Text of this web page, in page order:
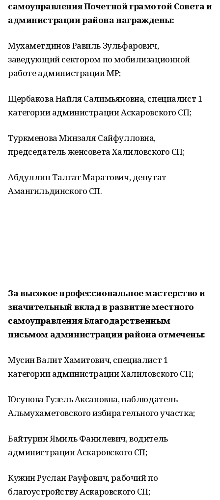
самоуправления Почетной грамотой Совета и
администрации района награждены:
Мухаметдинов Равиль Зульфарович,
заведующий сектором по мобилизационной
работе администрации МР;
Щербакова Найля Салимьяновна, специалист 1
категории администрации Аскаровского СП;
Туркменова Минзаля Сайфулловна,
председатель женсовета Халиловского СП;
Абдуллин Талгат Маратович, депутат
Амангильдинского СП.
За высокое профессиональное мастерство и
значительный вклад в развитие местного
самоуправления Благодарственным
письмом администрации района отмечены:
Мусин Валит Хамитович, специалист 1
категории администрации Халиловского СП;
Юсупова Гузель Аксановна, наблюдатель
Альмухаметовского избирательного участка;
Байтурин Ямиль Фанилевич, водитель
администрации Аскаровского СП;
Кужин Руслан Рауфович, рабочий по
благоустройству Аскаровского СП;